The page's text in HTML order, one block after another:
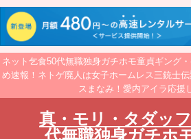
ネット乞食50代無職独身ガチホモ童貞ギング
め速報！ネトゲ廃人は女子ホームレス三銃士
スまなみ！愛内アイラ応援
真・モリ・タダッ
代無職独身ガチホ